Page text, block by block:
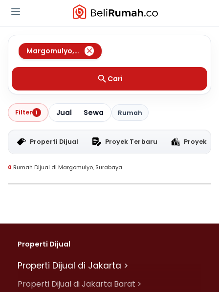
Margomulyo, Surabaya
Cari
Filter 1 Jual Sewa Rumah
Properti Dijual Proyek Terbaru Proyek
0 Rumah Dijual di Margomulyo, Surabaya
Properti Dijual
Properti Dijual di Jakarta >
Properti Dijual di Jakarta Barat >